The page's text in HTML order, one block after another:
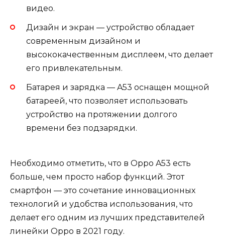
видео.
Дизайн и экран — устройство обладает
современным дизайном и
высококачественным дисплеем, что делает
его привлекательным.
Батарея и зарядка — A53 оснащен мощной
батареей, что позволяет использовать
устройство на протяжении долгого
времени без подзарядки.
Необходимо отметить, что в Oppo A53 есть
больше, чем просто набор функций. Этот
смартфон — это сочетание инновационных
технологий и удобства использования, что
делает его одним из лучших представителей
линейки Oppo в 2021 году.